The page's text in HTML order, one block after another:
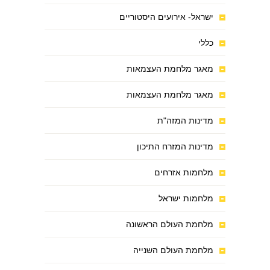
ישראל- אירועים היסטוריים
כללי
מאגר מלחמת העצמאות
מאגר מלחמת העצמאות
מדינות המזה"ת
מדינות המזרח התיכון
מלחמות אזרחים
מלחמות ישראל
מלחמת העולם הראשונה
מלחמת העולם השנייה